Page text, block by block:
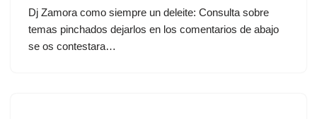
Dj Zamora como siempre un deleite: Consulta sobre
temas pinchados dejarlos en los comentarios de abajo
se os contestara…